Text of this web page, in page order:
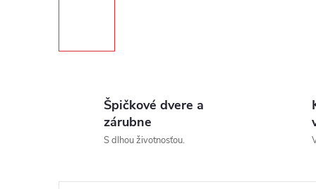
Špičkové dvere a
zárubne
S dlhou životnosťou.